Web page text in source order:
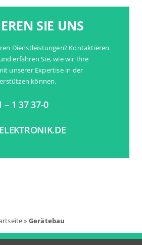
SIE UNS
Dienstleistungen? Kontaktieren
erfahren Sie, wie wir Ihre
unserer Expertise in der
können.
– 1 37 37-0
» Gerätebau